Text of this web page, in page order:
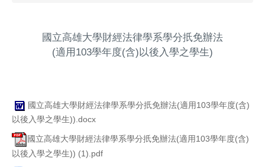
國立高雄大學財經法律學系學分扺免辦法
(適用103學年度(含)以後入學之學生)
國立高雄大學財經法律學系學分扺免辦法(適用103學年度(含)
以後入學之學生)).docx
國立高雄大學財經法律學系學分扺免辦法(適用103學年度(含)
以後入學之學生)) (1).pdf